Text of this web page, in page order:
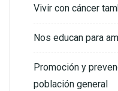
Vivir con cáncer
Nos educan para
Promoción y
población general